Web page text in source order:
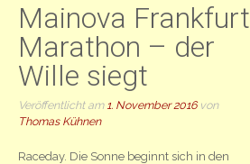
Mainova Frankfurt
Marathon – der
Wille siegt
Veröffentlicht am 1. November 2016von
Thomas Kühnen
Raceday. Die Sonne beginnt sich in den